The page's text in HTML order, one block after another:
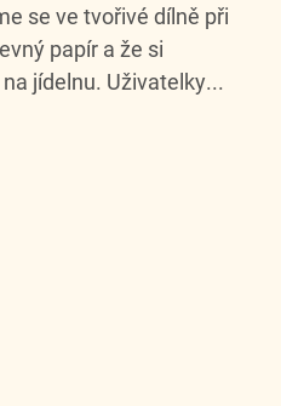
se ve tvořivé dílně při
papír a že si
jídelnu. Uživatelky...